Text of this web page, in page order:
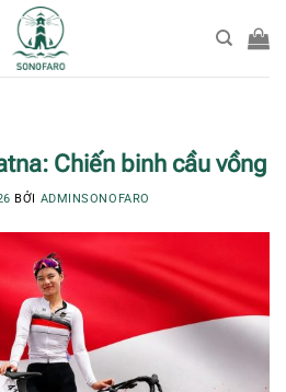
Chiến binh cầu vồng
BỞI ADMINSONOFARO